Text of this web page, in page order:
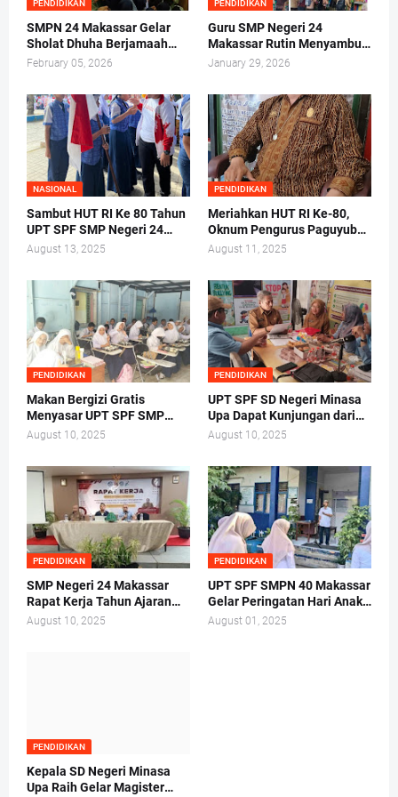
PENDIDIKAN
SMPN 24 Makassar Gelar
Sholat Dhuha Berjamaah
Sebelum Kegiatan Belajar
February 05, 2026
PENDIDIKAN
Guru SMP Negeri 24
Makassar Rutin Menyambut
Siswa di Gerbang
January 29, 2026
NASIONAL
Sambut HUT RI Ke 80 Tahun
UPT SPF SMP Negeri 24
Makassar Gelar Pelantikan
2026.
August 13, 2025
PENDIDIKAN
Meriahkan HUT RI Ke-80,
Oknum Pengurus Paguyuban
SDN Labuang Baji 2 Pungut
August 11, 2025
PENDIDIKAN
Makan Bergizi Gratis
Menyasar UPT SPF SMP
Negeri 40 Makassar
August 10, 2025
PENDIDIKAN
UPT SPF SD Negeri Minasa
Upa Dapat Kunjungan dari
Tim Lembaga Administrasi
August 10, 2025
PENDIDIKAN
SMP Negeri 24 Makassar
Rapat Kerja Tahun Ajaran
2025/2026 di Hotel Whiz
August 10, 2025
PENDIDIKAN
UPT SPF SMPN 40 Makassar
Gelar Peringatan Hari Anak
Nasional Tahun 2025
August 01, 2025
PENDIDIKAN
Kepala SD Negeri Minasa
Upa Raih Gelar Magister